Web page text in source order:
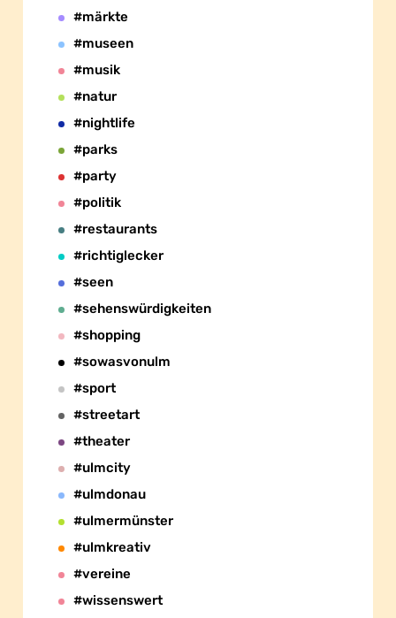
#märkte
#museen
#musik
#natur
#nightlife
#parks
#party
#politik
#restaurants
#richtiglecker
#seen
#sehenswürdigkeiten
#shopping
#sowasvonulm
#sport
#streetart
#theater
#ulmcity
#ulmdonau
#ulmermünster
#ulmkreativ
#vereine
#wissenswert